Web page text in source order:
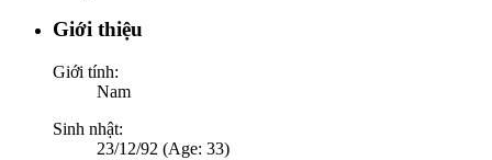
Giới thiệu
Giới tính:
Nam
Sinh nhật:
23/12/92 (Age: 33)